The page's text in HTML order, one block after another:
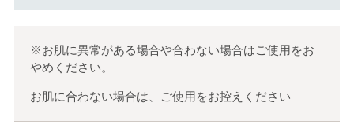
※お肌に異常がある場合や合わない場合はご使用をお
やめください。
お肌に合わない場合は、ご使用をお控えください